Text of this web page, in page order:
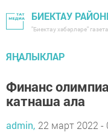
БИЕКТАУ
"Биектау хәбәрләре"
ЯҢАЛЫКЛАР
Финанс
катнаша ала
admin, 22 март 2022 -